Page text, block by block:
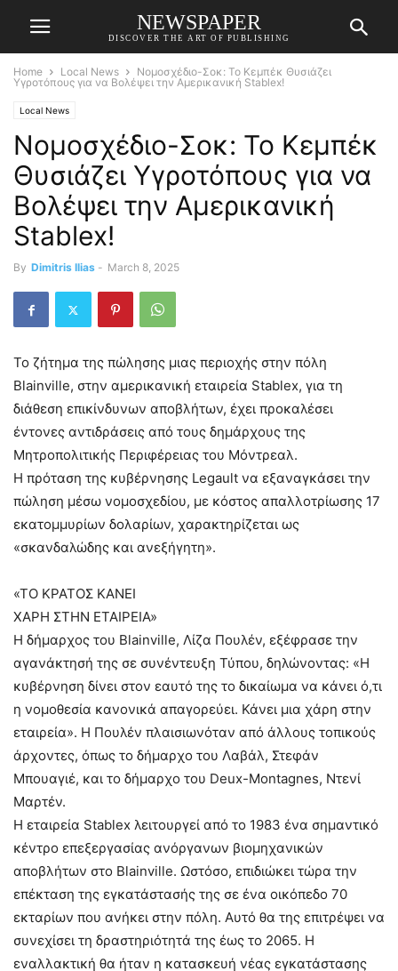
NEWSPAPER
DISCOVER THE ART OF PUBLISHING
Home Local News
Νομοσχέδιο-Σοκ: Το Κεμπέκ Θυσιάζει
Υγροτόπους για να Βολέψει την Αμερικανική Stablex!
Local News
Νομοσχέδιο-Σοκ: Το Κεμπέκ
Θυσιάζει Υγροτόπους για να
Βολέψει την Αμερικανική
Stablex!
By Dimitris Ilias - March 8, 2025
Το ζήτημα της πώλησης μιας περιοχής στην πόλη
Blainville, στην αμερικανική εταιρεία Stablex, για τη
διάθεση επικίνδυνων αποβλήτων, έχει προκαλέσει
έντονες αντιδράσεις από τους δημάρχους της
Μητροπολιτικής Περιφέρειας του Μόντρεαλ.
Η πρόταση της κυβέρνησης Legault να εξαναγκάσει την
πώληση μέσω νομοσχεδίου, με κόστος απαλλοτρίωσης 17
εκατομμυρίων δολαρίων, χαρακτηρίζεται ως
«σκανδαλώδης και ανεξήγητη».
«ΤΟ ΚΡΑΤΟΣ ΚΑΝΕΙ
ΧΑΡΗ ΣΤΗΝ ΕΤΑΙΡΕΙΑ»
Η δήμαρχος του Blainville, Λίζα Πουλέν, εξέφρασε την
αγανάκτησή της σε συνέντευξη Τύπου, δηλώνοντας: «Η
κυβέρνηση δίνει στον εαυτό της το δικαίωμα να κάνει ό,τι
η νομοθεσία κανονικά απαγορεύει. Κάνει μια χάρη στην
εταιρεία». Η Πουλέν πλαισιωνόταν από άλλους τοπικούς
άρχοντες, όπως το δήμαρχο του Λαβάλ, Στεφάν
Μπουαγιέ, και το δήμαρχο του Deux-Montagnes, Ντενί
Μαρτέν.
Η εταιρεία Stablex λειτουργεί από το 1983 ένα σημαντικό
κέντρο επεξεργασίας ανόργανων βιομηχανικών
αποβλήτων στο Blainville. Ωστόσο, επιδιώκει τώρα την
επέκταση της εγκατάστασής της σε ένα οικόπεδο 70
εκταρίων που ανήκει στην πόλη. Αυτό θα της επιτρέψει να
συνεχίσει τη δραστηριότητά της έως το 2065. Η
εναλλακτική θα ήταν η κατασκευή νέας εγκατάστασης